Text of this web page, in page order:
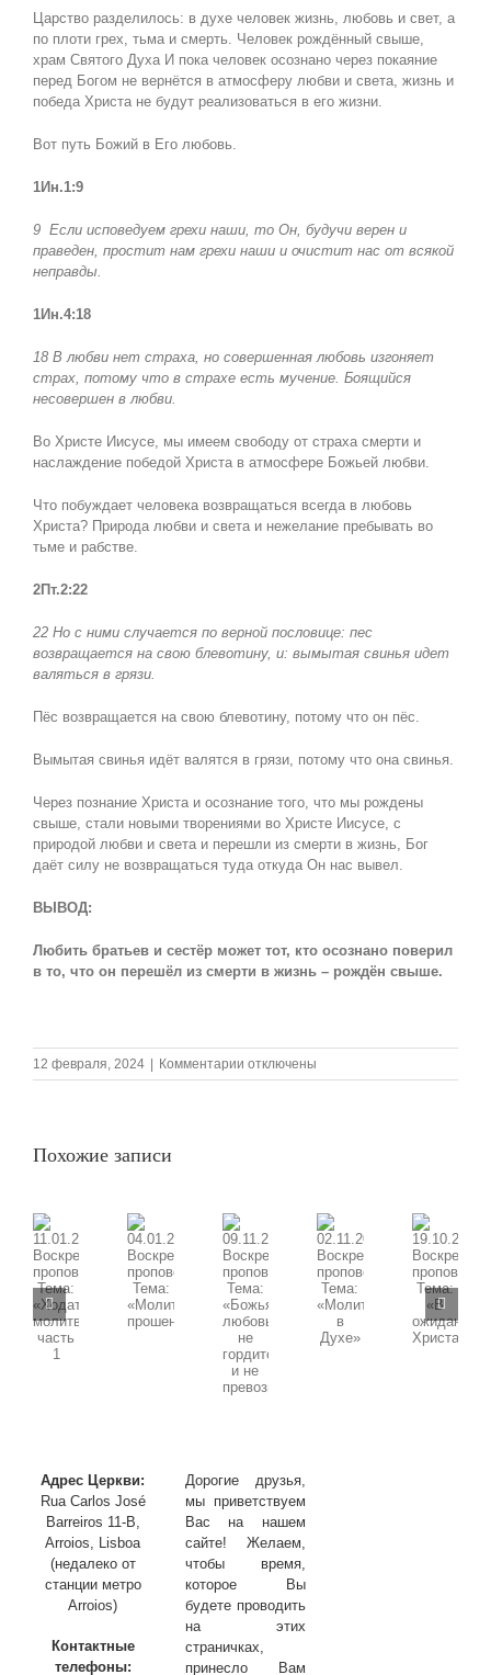
Царство разделилось: в духе человек жизнь, любовь и свет, а
по плоти грех, тьма и смерть. Человек рождённый свыше,
храм Святого Духа И пока человек осознано через покаяние
перед Богом не вернётся в атмосферу любви и света, жизнь и
победа Христа не будут реализоваться в его жизни.
Вот путь Божий в Его любовь.
1Ин.1:9
9 Если исповедуем грехи наши, то Он, будучи верен и
праведен, простит нам грехи наши и очистит нас от всякой
неправды.
1Ин.4:18
18 В любви нет страха, но совершенная любовь изгоняет
страх, потому что в страхе есть мучение. Боящийся
несовершен в любви.
Во Христе Иисусе, мы имеем свободу от страха смерти и
наслаждение победой Христа в атмосфере Божьей любви.
Что побуждает человека возвращаться всегда в любовь
Христа? Природа любви и света и нежелание пребывать во
тьме и рабстве.
2Пт.2:22
22 Но с ними случается по верной пословице: пес
возвращается на свою блевотину, и: вымытая свинья идет
валяться в грязи.
Пёс возвращается на свою блевотину, потому что он пёс.
Вымытая свинья идёт валятся в грязи, потому что она свинья.
Через познание Христа и осознание того, что мы рождены
свыше, стали новыми творениями во Христе Иисусе, с
природой любви и света и перешли из смерти в жизнь, Бог
даёт силу не возвращаться туда откуда Он нас вывел.
ВЫВОД:
Любить братьев и сестёр может тот, кто осознано поверил
в то, что он перешёл из смерти в жизнь – рождён свыше.
12 февраля, 2024 Комментарии к
записи
4
отключены
Похожие записи
11.01.2026
Воскресная
проповедь,
«Ходатайственная
04.01.2026
Воскресная
проповедь,
09.11.2025
Воскресная
проповедь,
Тема:
«Божья
любовь
превозносится»
02.11.2025
Воскресная
проповедь,
Тема:
19.10.2025
Воскресная
проповедь,
Тема:
Адрес Церкви:
Rua Carlos José
Barreiros 11-B,
Arroios, Lisboa
(недалеко от
станции метро
Arroios)
Контактные
телефоны:
Дорогие друзья,
мы приветствуем
Вас на нашем
сайте! Желаем,
чтобы время,
которое Вы
будете проводить
на этих
страничках,
принесло Вам